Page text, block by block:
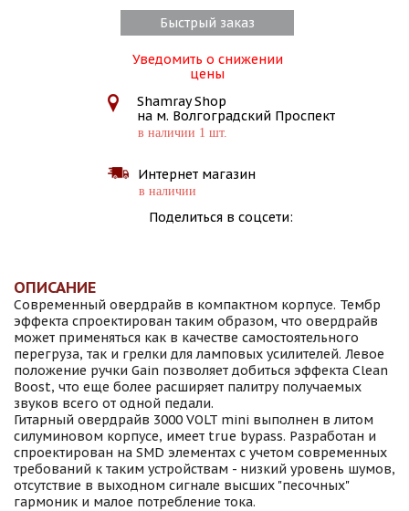
Быстрый заказ
Уведомить о снижении
цены
Shamray Shop
на м. Волгоградский Проспект
в наличии 1 шт.
Интернет магазин
в наличии
Поделиться в соцсети:
ОПИСАНИЕ
Современный овердрайв в компактном корпусе. Тембр
эффекта спроектирован таким образом, что овердрайв
может применяться как в качестве самостоятельного
перегруза, так и грелки для ламповых усилителей. Левое
положение ручки Gain позволяет добиться эффекта Clean
Boost, что еще более расширяет палитру получаемых
звуков всего от одной педали.
Гитарный овердрайв 3000 VOLT mini выполнен в литом
силуминовом корпусе, имеет true bypass. Разработан и
спроектирован на SMD элементах с учетом современных
требований к таким устройствам - низкий уровень шумов,
отсутствие в выходном сигнале высших "песочных"
гармоник и малое потребление тока.